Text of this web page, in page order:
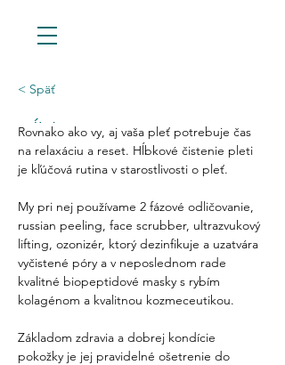
< Späť
Hĺbkové čistenie
Rovnako ako vy, aj vaša pleť potrebuje čas
na relaxáciu a reset. Hĺbkové čistenie pleti
je kľúčová rutina v starostlivosti o pleť.
My pri nej používame 2 fázové odličovanie,
russian peeling, face scrubber, ultrazvukový
lifting, ozonizér, ktorý dezinfikuje a uzatvára
vyčistené póry a v neposlednom rade
kvalitné biopeptidové masky s rybím
kolagénom a kvalitnou kozmeceutikou.
Základom zdravia a dobrej kondície
pokožky je jej pravidelné ošetrenie do